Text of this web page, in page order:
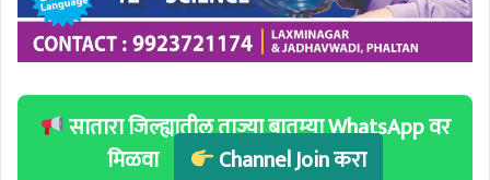
सातारा जिल्ह्यातील ताज्या बातम्या WhatsApp वर
मिळवा
Channel Join करा